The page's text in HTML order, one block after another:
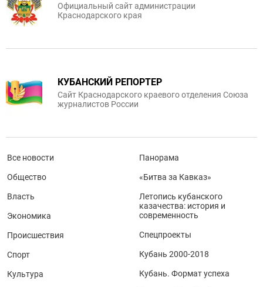
Официальный сайт администрации
Краснодарского края
КУБАНСКИЙ РЕПОРТЕР
Сайт Краснодарского краевого отделения Союза
журналистов России
Все новости
Общество
Власть
Экономика
Происшествия
Спорт
Культура
Панорама
«Битва за Кавказ»
Летопись кубанского
казачества: история и
современность
Спецпроекты
Кубань 2000-2018
Кубань. Формат успеха